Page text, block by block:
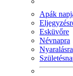
Apák
Esküvőre
Névnapra
Nyaralásra